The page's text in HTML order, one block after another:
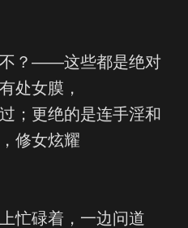
？——这些都是绝对
处女膜，
；更绝的是连手淫和
修女炫耀
碌着，一边问道